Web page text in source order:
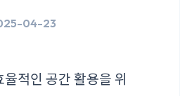
04-23
적인 공간 활용을 위